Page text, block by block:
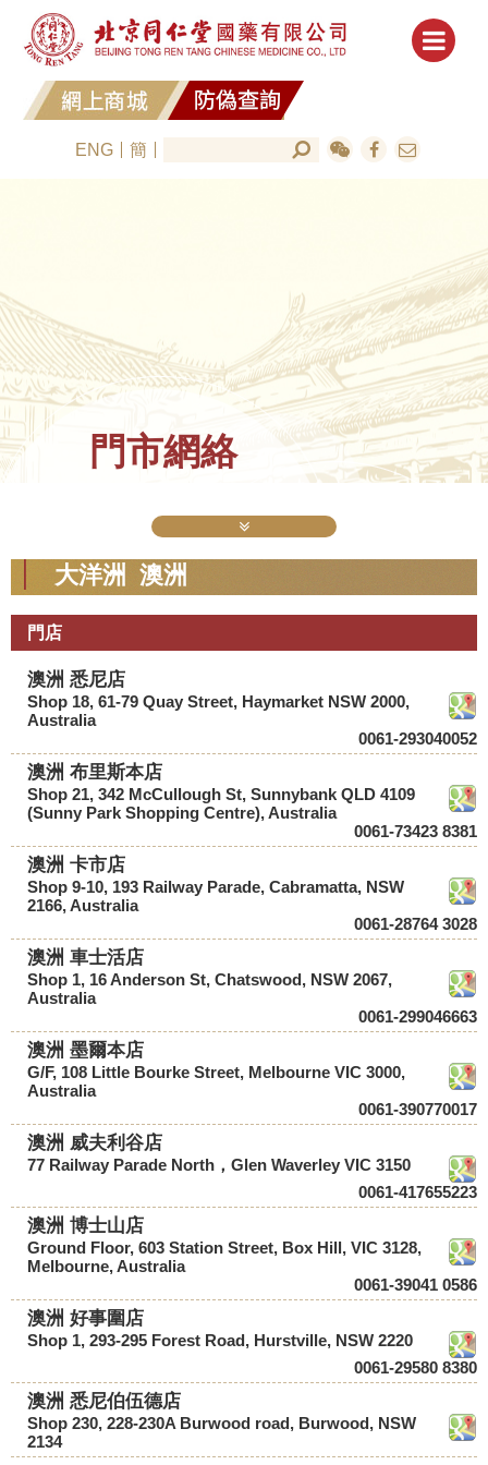
ENG 簡
門市網絡
大洋洲 澳洲
門店
澳洲 悉尼店
Shop 18, 61-79 Quay Street, Haymarket NSW 2000,
Australia
0061-293040052
澳洲 布里斯本店
Shop 21, 342 McCullough St, Sunnybank QLD 4109
(Sunny Park Shopping Centre), Australia
0061-73423 8381
澳洲 卡市店
Shop 9-10, 193 Railway Parade, Cabramatta, NSW
2166, Australia
0061-28764 3028
澳洲 車士活店
Shop 1, 16 Anderson St, Chatswood, NSW 2067,
Australia
0061-299046663
澳洲 墨爾本店
G/F, 108 Little Bourke Street, Melbourne VIC 3000,
Australia
0061-390770017
澳洲 威夫利谷店
77 Railway Parade North，Glen Waverley VIC 3150
0061-417655223
澳洲 博士山店
Ground Floor, 603 Station Street, Box Hill, VIC 3128,
Melbourne, Australia
0061-39041 0586
澳洲 好事圍店
Shop 1, 293-295 Forest Road, Hurstville, NSW 2220
0061-29580 8380
澳洲 悉尼伯伍德店
Shop 230, 228-230A Burwood road, Burwood, NSW
2134